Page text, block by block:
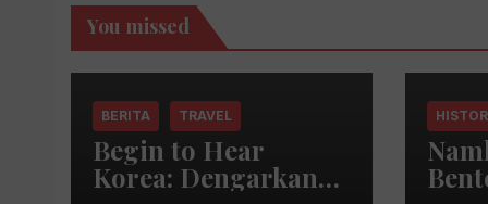
You missed
BERITA TRAVEL
Begin to Hear
Korea: Dengarkan